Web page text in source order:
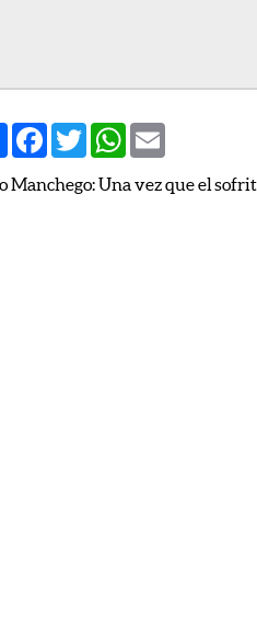
Share FacebookTwitterWhatsApp
Una vez que el